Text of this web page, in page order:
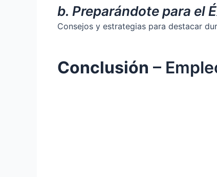
b. Preparándote para el
Consejos y estrategias para destacar
Conclusión –